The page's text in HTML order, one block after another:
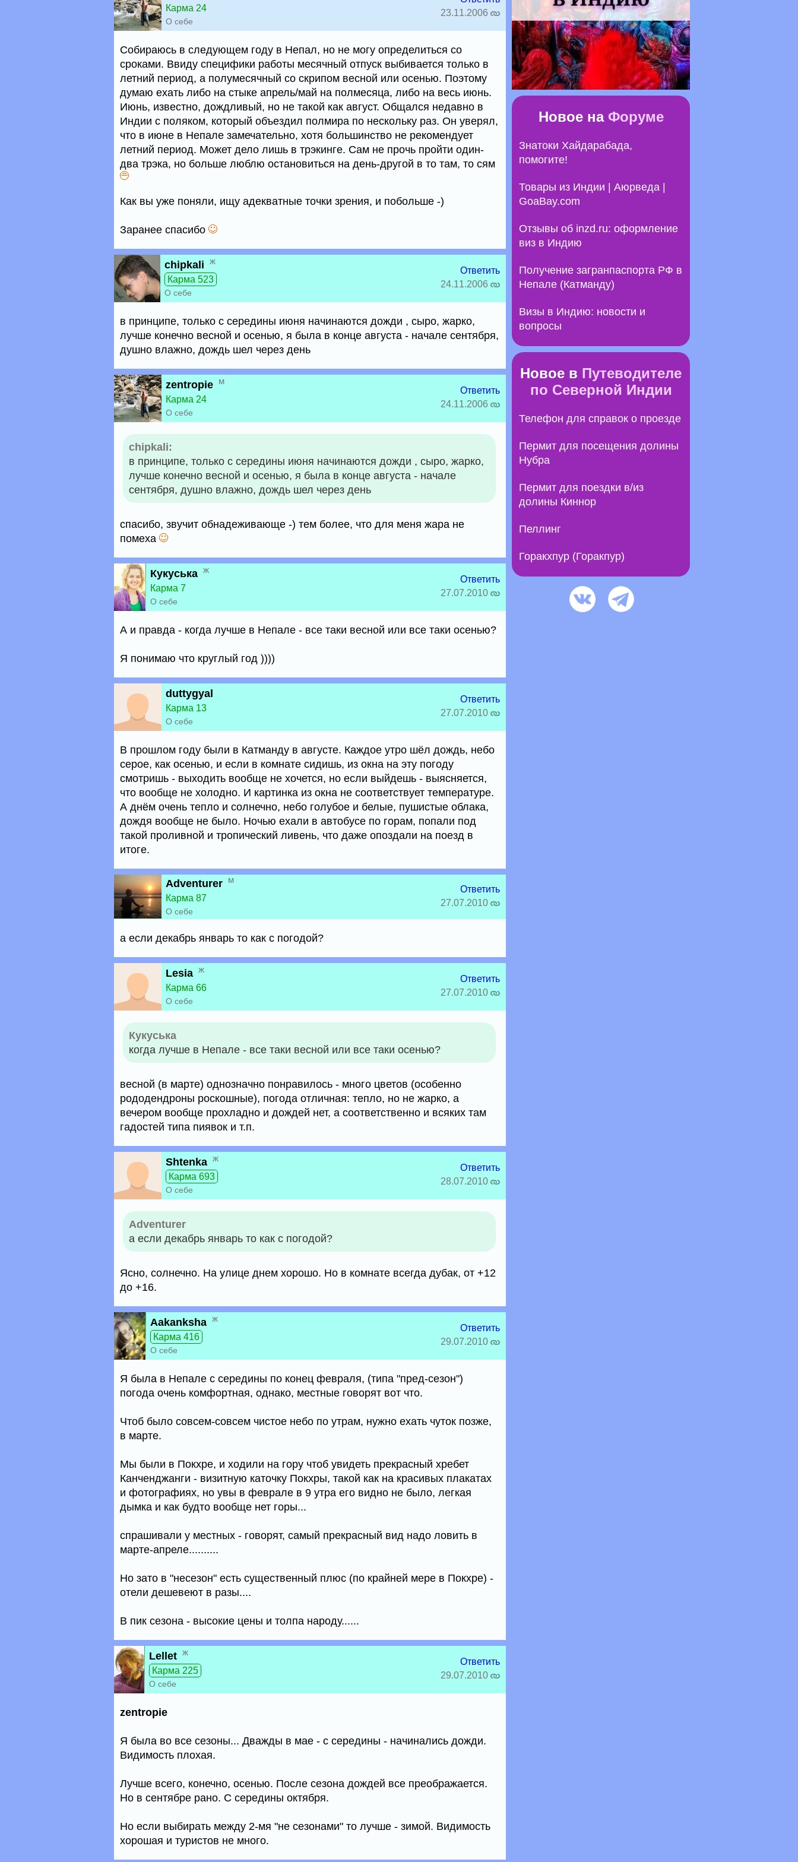
Карма 24
О себе
23.11.2006
Собираюсь в следующем году в Непал, но не могу определиться со
сроками. Ввиду специфики работы месячный отпуск выбивается только в
летний период, а полумесячный со скрипом весной или осенью. Поэтому
думаю ехать либо на стыке апрель/май на полмесяца, либо на весь июнь.
Июнь, известно, дождливый, но не такой как август. Общался недавно в
Индии с поляком, который объездил полмира по нескольку раз. Он уверял,
что в июне в Непале замечательно, хотя большинство не рекомендует
летний период. Может дело лишь в трэкинге. Сам не прочь пройти один-
два трэка, но больше люблю остановиться на день-другой в то там, то сям
Как вы уже поняли, ищу адекватные точки зрения, и побольше -)
Заранее спасибо
chipkali ж
Карма 523
О себе
Ответить
24.11.2006
в принципе, только с середины июня начинаются дожди , сыро, жарко,
лучше конечно весной и осенью, я была в конце августа - начале сентября,
душно влажно, дождь шел через день
zentropie м
Карма 24
О себе
Ответить
24.11.2006
chipkali:
в принципе, только с середины июня начинаются дожди , сыро, жарко,
лучше конечно весной и осенью, я была в конце августа - начале
сентября, душно влажно, дождь шел через день
спасибо, звучит обнадеживающе -) тем более, что для меня жара не
помеха
Кукуська ж
Карма 7
О себе
Ответить
27.07.2010
А и правда - когда лучше в Непале - все таки весной или все таки осенью?
Я понимаю что круглый год ))))
duttygyal
Карма 13
О себе
Ответить
27.07.2010
В прошлом году были в Катманду в августе. Каждое утро шёл дождь, небо
серое, как осенью, и если в комнате сидишь, из окна на эту погоду
смотришь - выходить вообще не хочется, но если выйдешь - выясняется,
что вообще не холодно. И картинка из окна не соответствует температуре.
А днём очень тепло и солнечно, небо голубое и белые, пушистые облака,
дождя вообще не было. Ночью ехали в автобусе по горам, попали под
такой проливной и тропический ливень, что даже опоздали на поезд в
итоге.
Adventurer м
Карма 87
О себе
Ответить
27.07.2010
а если декабрь январь то как с погодой?
Lesia ж
Карма 66
О себе
Ответить
27.07.2010
Кукуська
когда лучше в Непале - все таки весной или все таки осенью?
весной (в марте) однозначно понравилось - много цветов (особенно
рододендроны роскошные), погода отличная: тепло, но не жарко, а
вечером вообще прохладно и дождей нет, а соответственно и всяких там
гадостей типа пиявок и т.п.
Shtenka ж
Карма 693
О себе
Ответить
28.07.2010
Adventurer
а если декабрь январь то как с погодой?
Ясно, солнечно. На улице днем хорошо. Но в комнате всегда дубак, от +12
до +16.
Aakanksha ж
Карма 416
О себе
Ответить
29.07.2010
Я была в Непале с середины по конец февраля, (типа "пред-сезон")
погода очень комфортная, однако, местные говорят вот что.
Чтоб было совсем-совсем чистое небо по утрам, нужно ехать чуток позже,
в марте.
Мы были в Покхре, и ходили на гору чтоб увидеть прекрасный хребет
Канченджанги - визитную каточку Покхры, такой как на красивых плакатах
и фотографиях, но увы в феврале в 9 утра его видно не было, легкая
дымка и как будто вообще нет горы...
спрашивали у местных - говорят, самый прекрасный вид надо ловить в
марте-апреле..........
Но зато в "несезон" есть существенный плюс (по крайней мере в Покхре) -
отели дешевеют в разы....
В пик сезона - высокие цены и толпа народу......
Lellet ж
Карма 225
О себе
Ответить
29.07.2010
zentropie
Я была во все сезоны... Дважды в мае - с середины - начинались дожди.
Видимость плохая.
Лучше всего, конечно, осенью. После сезона дождей все преображается.
Но в сентябре рано. С середины октября.
Но если выбирать между 2-мя "не сезонами" то лучше - зимой. Видимость
хорошая и туристов не много.
Новое на Форуме
Знатоки Хайдарабада,
помогите!
Товары из Индии | Аюрведа |
GoaBay.com
Отзывы об inzd.ru: оформление
виз в Индию
Получение загранпаспорта РФ в
Непале (Катманду)
Визы в Индию: новости и
вопросы
Новое в Путеводителе
по Северной Индии
Телефон для справок о проезде
Пермит для посещения долины
Нубра
Пермит для поездки в/из
долины Киннор
Пеллинг
Горакхпур (Горакпур)